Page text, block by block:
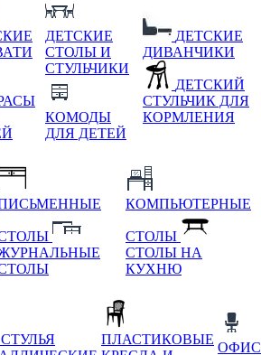
ДЕТСКИЕ
СТОЛЫ И
СТУЛЬЧИКИ
КОМОДЫ
ДЛЯ ДЕТЕЙ
ДЕТСКИЕ
ДИВАНЧИКИ
ДЕТСКИЙ
СТУЛЬЧИК ДЛЯ
КОРМЛЕНИЯ
КОМПЬЮТЕРНЫЕ
СТОЛЫ
СТОЛЫ НА
КУХНЮ
СТУЛЬЯ
ПЛАСТИКОВЫЕ